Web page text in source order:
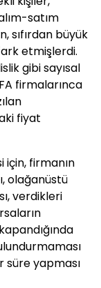
satım
sıfırdan büyük
etmişlerdi.
gibi sayısal
firmalarınca
fiyat
için, firmanın
olağanüstü
verdikleri
süre yapması